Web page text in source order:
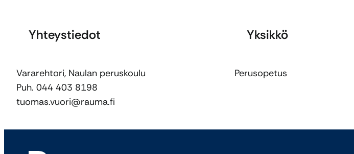
Yhteystiedot
Vararehtori, Naulan peruskoulu
Puh. 044 403 8198
tuomas.vuori@rauma.fi
Yksikkö
Perusopetus